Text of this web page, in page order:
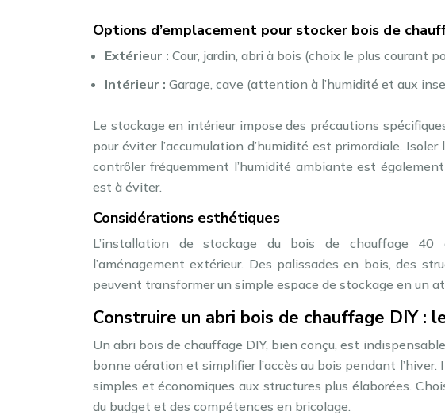
Options d’emplacement pour stocker bois de
Extérieur : Cour, jardin, abri à bois (choix le plus courant
Intérieur : Garage, cave (attention à l’humidité et aux
Le stockage en intérieur impose des précautions
pour éviter l’accumulation d’humidité est primordiale.
contrôler fréquemment l’humidité ambiante est
est à éviter.
Considérations esthétiques
L’installation de stockage du bois de chauffage
l’aménagement extérieur. Des palissades en bois, des
peuvent transformer un simple espace de stockage en un
Construire un abri bois de chauffage DIY :
Un abri bois de chauffage DIY, bien conçu, est
bonne aération et simplifier l’accès au bois pendant
simples et économiques aux structures plus élaborées.
du budget et des compétences en bricolage.